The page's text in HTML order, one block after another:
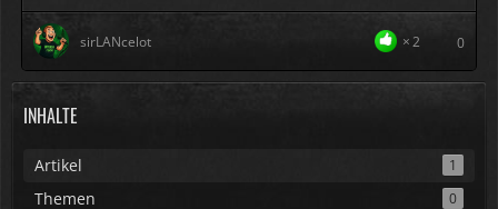
sirLANcelot 2 0
INHALTE
Artikel 1
Themen 0